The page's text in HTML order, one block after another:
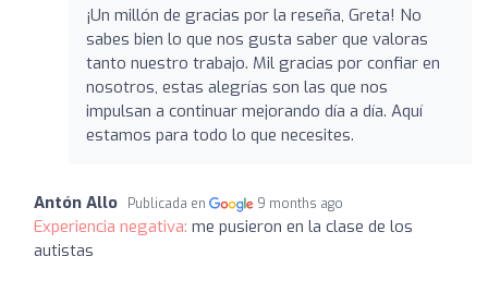
¡Un millón de gracias por la reseña, Greta! No
sabes bien lo que nos gusta saber que valoras
tanto nuestro trabajo. Mil gracias por confiar en
nosotros, estas alegrías son las que nos
impulsan a continuar mejorando día a día. Aquí
estamos para todo lo que necesites.
Antón Allo Publicada en 9 months ago
Experiencia negativa: me pusieron en la clase de los
autistas